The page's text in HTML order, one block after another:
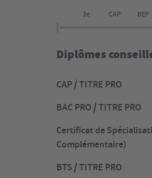
3e CAP BEP
Diplômes
CAP / TITRE PRO
BAC PRO / TITRE PRO
Certificat de
Complémentaire)
BTS / TITRE PRO